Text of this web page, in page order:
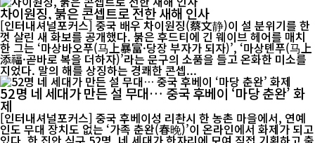
차이원징, 붉은 콘셉트로 전한 새해 인사
[인터내셔널포커스] 중국 배우 차이원징(蔡文静)이 설 분위기를 한
껏 살린 새 화보를 공개했다. 붉은 후드티에 긴 웨이브 헤어를 매치
한 그는 ‘마상바오푸(马上暴富·당장 부자가 되자)’, ‘마상톈푸(马上
添福·곧바로 복을 더하자)’라는 문구의 소품을 들고 온화한 미소를
지었다. 말의 해를 상징하는 경쾌한 콘셉...
52명 네 세대가 만든 설 무대… 중국 후베이 ‘마당 춘완’ 화
제
[인터내셔널포커스] 중국 후베이성 리촨시 한 농촌 마을에서, 연예
인도 무대 장치도 없는 ‘가족 춘완(春晚)’이 온라인에서 화제가 되고